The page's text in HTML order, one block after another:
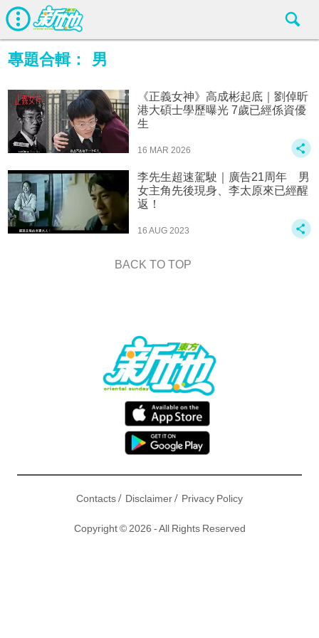
專題合輯： 男
《正義女神》高成彬起底｜劉倬昕
港大碩士學歷曝光 7歲已經係資優
生
16 MAR 2026
李先生超速駕駛｜廣告21周年 男
女主角先後現身、李太原來已經醒
返！
16 AUG 2023
BACK TO TOP
Contacts/ Disclaimer/ Privacy Policy
Copyright © 2026 - All Rights Reserved